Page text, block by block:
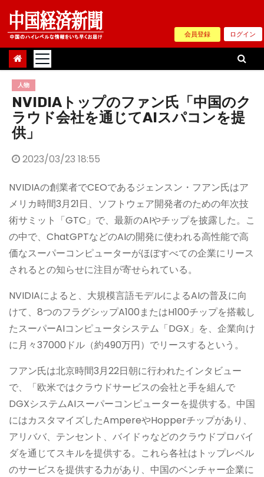
Skip
content
会員登録 ログイン
人物
NVIDIAトップのファン氏「中国のク
ラウド会社を通じてAIスパコンを提
供」
2023/03/23 18:55
NVIDIAの創業者でCEOであるジェンスン・フアン氏はア
メリカ時間3月21日、ソフトウェア開発者のための年次技
術サミット「GTC」で、最新のAIやチップを披露した。こ
の中で、ChatGPTなどのAIの開発に使われる高性能で高
価なスーパーコンピューターがほぼすべての企業にリース
されるとの知らせに注目が寄せられている。
NVIDIAによると、大規模言語モデルによるAIの普及に向
けて、8つのフラグシップA100またはH100チップを搭載し
たスーパーAIコンピュータシステム「DGX」を、企業向け
に月々37000ドル（約490万円）でリースするという。
フアン氏は北京時間3月22日朝に行われたインタビュー
で、「欧米ではクラウドサービスの会社と手を組んで
DGXシステムAIスーパーコンピューターを提供する。中国
にはカスタマイズしたAmpereやHopperチップがあり、
アリババ、テンセント、バイドゥなどのクラウドプロバイ
ダを通じてスキルを提供する。これら各社はトップレベル
のサービスを提供する力があり、中国のベンチャー企業に